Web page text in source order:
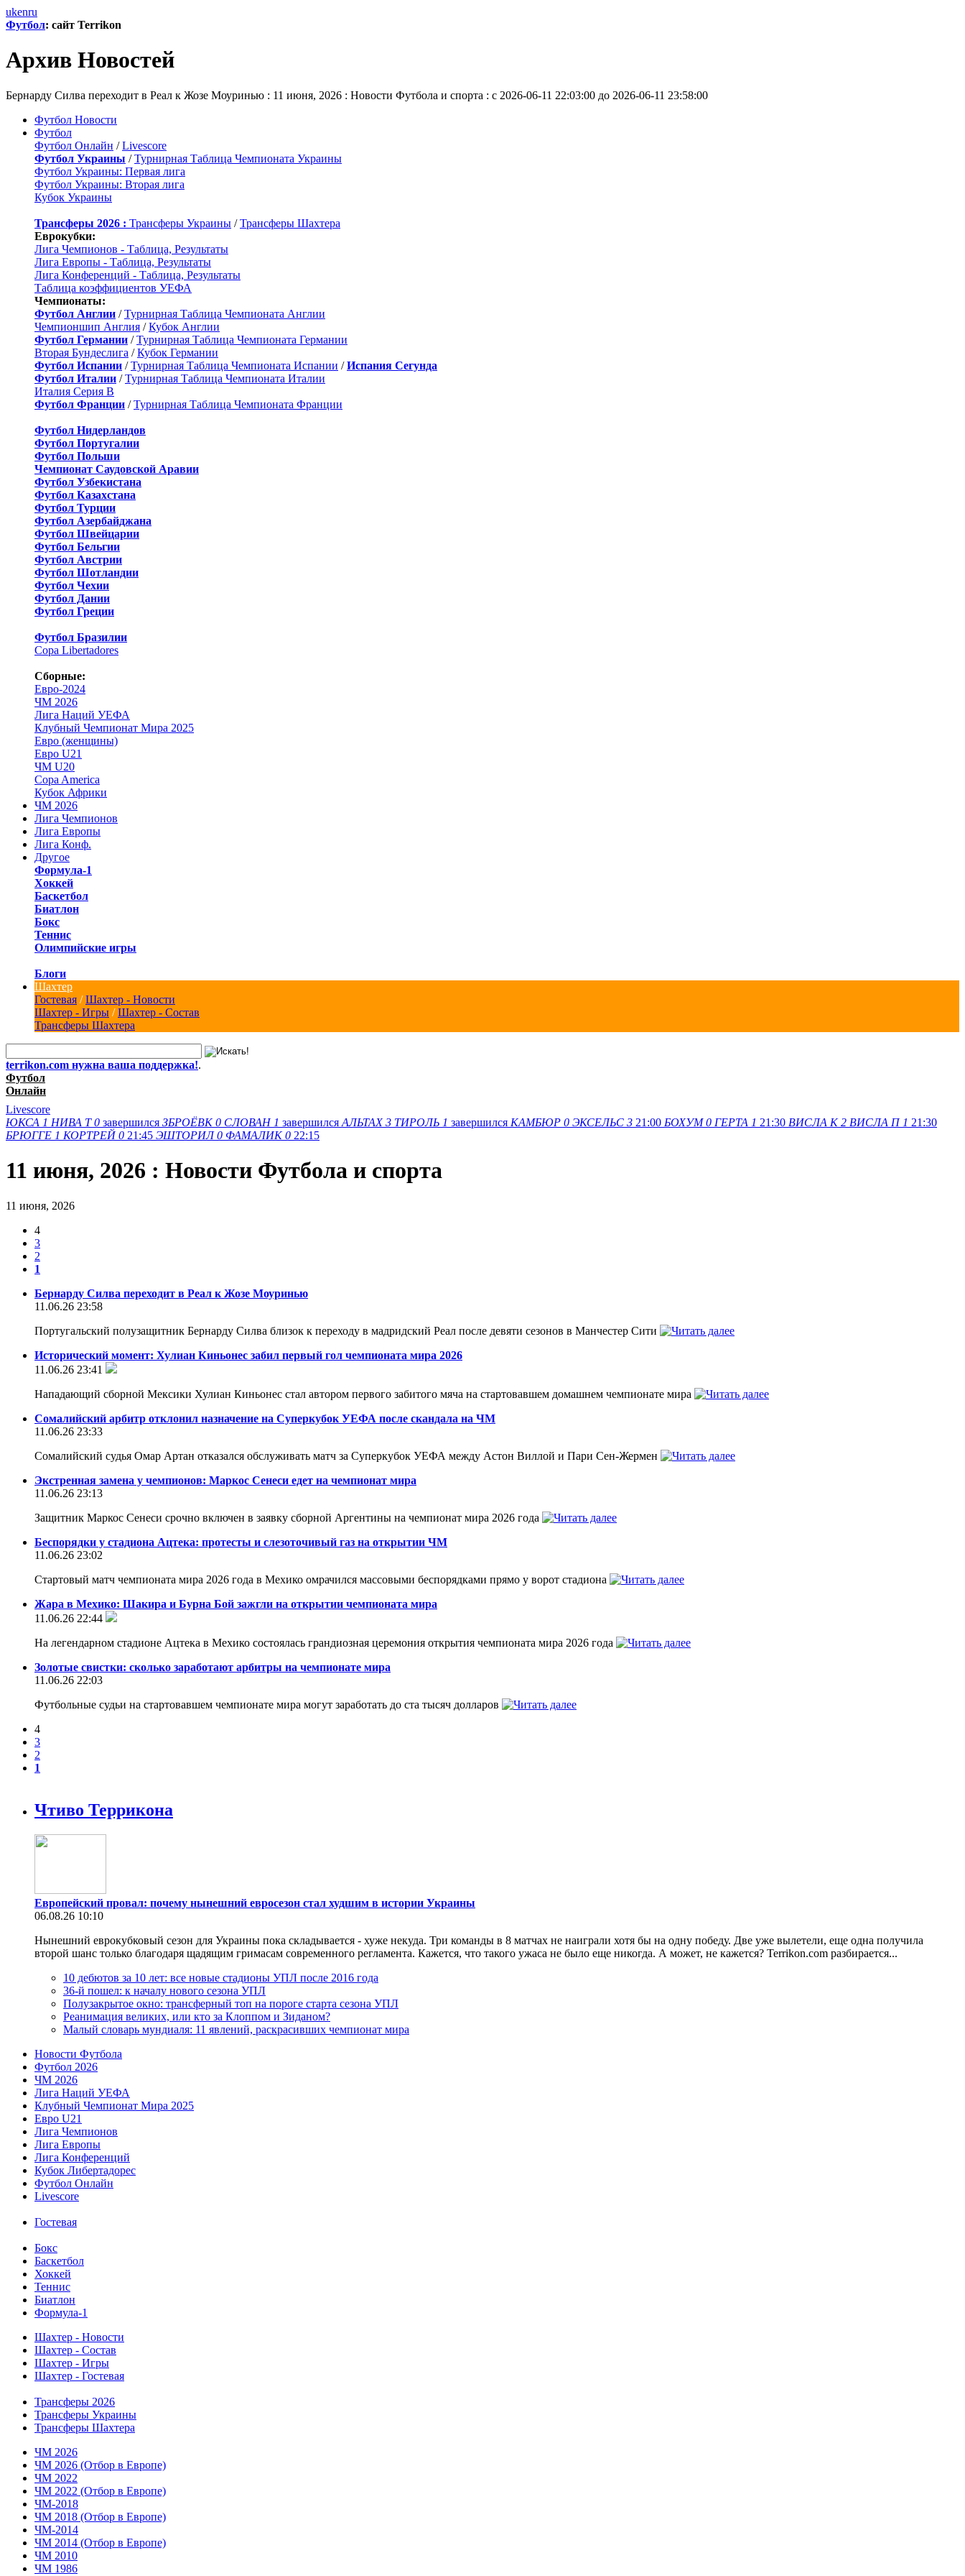
ukenru
Футбол: сайт Terrikon
Архив Новостей
Бернарду Силва переходит в Реал к Жозе Моуринью : 11 июня, 2026 : Новости Футбола и спорта : с 2026-06-11 22:03:00 до 2026-06-11 23:58:00
Футбол Новости
Футбол
Футбол Онлайн /Livescore
Футбол Украины /Турнирная Таблица Чемпионата Украины
Футбол Украины: Первая лига
Футбол Украины: Вторая лига
Кубок Украины
Трансферы 2026 : Трансферы Украины /Трансферы Шахтера
Еврокубки:
Лига Чемпионов - Таблица, Результаты
Лига Европы - Таблица, Результаты
Лига Конференций - Таблица, Результаты
Таблица коэффициентов УЕФА
Чемпионаты:
Футбол Англии /Турнирная Таблица Чемпионата Англии
Чемпионшип Англия /Кубок Англии
Футбол Германии /Турнирная Таблица Чемпионата Германии
Вторая Бундеслига /Кубок Германии
Футбол Испании /Турнирная Таблица Чемпионата Испании /Испания Сегунда
Футбол Италии /Турнирная Таблица Чемпионата Италии
Италия Серия B
Футбол Франции /Турнирная Таблица Чемпионата Франции
Футбол Нидерландов
Футбол Португалии
Футбол Польши
Чемпионат Саудовской Аравии
Футбол Узбекистана
Футбол Казахстана
Футбол Турции
Футбол Азербайджана
Футбол Швейцарии
Футбол Бельгии
Футбол Австрии
Футбол Шотландии
Футбол Чехии
Футбол Дании
Футбол Греции
Футбол Бразилии
Copa Libertadores
Сборные:
Евро-2024
ЧМ 2026
Лига Наций УЕФА
Клубный Чемпионат Мира 2025
Евро (женщины)
Евро U21
ЧМ U20
Copa America
Кубок Африки
ЧМ 2026
Лига Чемпионов
Лига Европы
Лига Конф.
Другое
Формула-1
Хоккей
Баскетбол
Биатлон
Бокс
Теннис
Олимпийские игры
Блоги
Шахтер
Гостевая /Шахтер - Новости
Шахтер - Игры /Шахтер - Состав
Трансферы Шахтера
terrikon.com нужна ваша поддержка!.
Футбол
Онлайн
Livescore
ЮКСА 1 НИВА Т 0 завершился ЗБРОЁВК 0 СЛОВАН 1 завершился АЛЬТАХ 3 ТИРОЛЬ 1 завершился КАМБЮР 0 ЭКСЕЛЬС 3 21:00 БОХУМ 0 ГЕРТА 1 21:30 ВИСЛА K 2 ВИСЛА П 1 21:30
БРЮГГЕ 1 КОРТРЕЙ 0 21:45 ЭШТОРИЛ 0 ФАМАЛИК 0 22:15
11 июня, 2026 : Новости Футбола и спорта
11 июня, 2026
4
3
2
1
Бернарду Силва переходит в Реал к Жозе Моуринью
11.06.26 23:58
Португальский полузащитник Бернарду Силва близок к переходу в мадридский Реал после девяти сезонов в Манчестер Сити
Исторический момент: Хулиан Киньонес забил первый гол чемпионата мира 2026
11.06.26 23:41
Нападающий сборной Мексики Хулиан Киньонес стал автором первого забитого мяча на стартовавшем домашнем чемпионате мира
Сомалийский арбитр отклонил назначение на Суперкубок УЕФА после скандала на ЧМ
11.06.26 23:33
Сомалийский судья Омар Артан отказался обслуживать матч за Суперкубок УЕФА между Астон Виллой и Пари Сен-Жермен
Экстренная замена у чемпионов: Маркос Сенеси едет на чемпионат мира
11.06.26 23:13
Защитник Маркос Сенеси срочно включен в заявку сборной Аргентины на чемпионат мира 2026 года
Беспорядки у стадиона Ацтека: протесты и слезоточивый газ на открытии ЧМ
11.06.26 23:02
Стартовый матч чемпионата мира 2026 года в Мехико омрачился массовыми беспорядками прямо у ворот стадиона
Жара в Мехико: Шакира и Бурна Бой зажгли на открытии чемпионата мира
11.06.26 22:44
На легендарном стадионе Ацтека в Мехико состоялась гpaндиозная церемония открытия чемпионата мира 2026 года
Золотые свистки: сколько заработают арбитры на чемпионате мира
11.06.26 22:03
Футбольные судьи на стартовавшем чемпионате мира могут заработать до ста тысяч долларов
4
3
2
1
Чтиво Террикона
Европейский провал: почему нынешний евросезон стал худшим в истории Украины
06.08.26 10:10
Нынешний еврокубковый сезон для Украины пока складывается - хуже некуда. Три команды в 8 матчах не наиграли хотя бы на одну победу. Две уже вылетели, еще одна получила
второй шанс только благодаря щадящим гримасам современного регламента. Кажется, что такого ужаса не было еще никогда. А может, не кажется? Terrikon.com разбирается...
10 дебютов за 10 лет: все новые стадионы УПЛ после 2016 года
36-й пошел: к началу нового сезона УПЛ
Полузакрытое окно: трансферный топ на пороге старта сезона УПЛ
Реанимация великих, или кто за Клоппом и Зиданом?
Малый словарь мундиаля: 11 явлений, раскрасивших чемпионат мира
Новости Футбола
Футбол 2026
ЧМ 2026
Лига Наций УЕФА
Клубный Чемпионат Мира 2025
Евро U21
Лига Чемпионов
Лига Европы
Лига Конференций
Кубок Либертадорес
Футбол Онлайн
Livescore
Гостевая
Бокс
Баскетбол
Хоккей
Теннис
Биатлон
Формула-1
Шахтер - Новости
Шахтер - Состав
Шахтер - Игры
Шахтер - Гостевая
Трансферы 2026
Трансферы Украины
Трансферы Шахтера
ЧМ 2026
ЧМ 2026 (Отбор в Европе)
ЧМ 2022
ЧМ 2022 (Отбор в Европе)
ЧМ-2018
ЧМ 2018 (Отбор в Европе)
ЧМ-2014
ЧМ 2014 (Отбор в Европе)
ЧМ 2010
ЧМ 1986